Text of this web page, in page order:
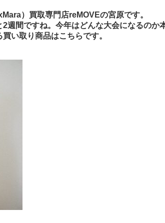
）買取専門店reMOVEの宮原です。
週間ですね。今年はどんな大会になるのか
買い取り商品はこちらです。